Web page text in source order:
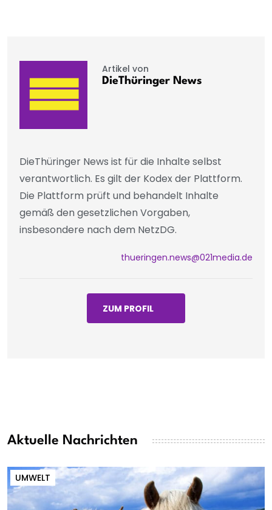
Artikel von
DieThüringer News
DieThüringer News ist für die Inhalte selbst
verantwortlich. Es gilt der Kodex der Plattform.
Die Plattform prüft und behandelt Inhalte
gemäß den gesetzlichen Vorgaben,
insbesondere nach dem NetzDG.
thueringen.news@021media.de
ZUM PROFIL
Aktuelle Nachrichten
UMWELT